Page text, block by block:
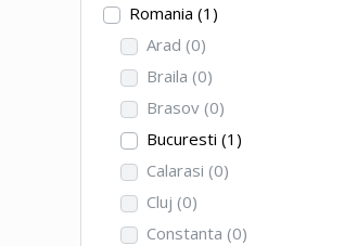
Romania(1)
Arad (0)
Braila (0)
Brasov (0)
Bucuresti(1)
Calarasi (0)
Cluj (0)
Constanta (0)